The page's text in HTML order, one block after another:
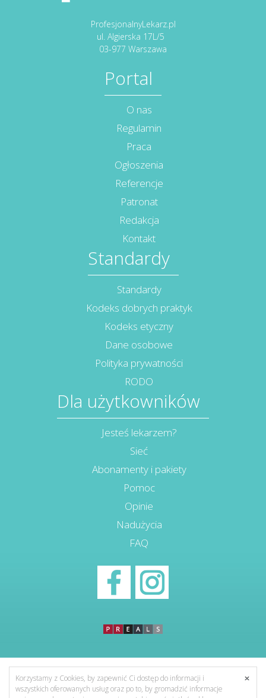
ProfesjonalnyLekarz.pl
ul. Algierska 17L/5
03-977 Warszawa
Portal
O nas
Regulamin
Praca
Ogłoszenia
Referencje
Patronat
Redakcja
Kontakt
Standardy
Standardy
Kodeks dobrych praktyk
Kodeks etyczny
Dane osobowe
Polityka prywatności
RODO
Dla użytkowników
Jesteś lekarzem?
Sieć
Abonamenty i pakiety
Pomoc
Opinie
Nadużycia
FAQ
Korzystamy z Cookies, by zapewnić Ci dostęp do informacji i
wszystkich oferowanych usług oraz po to, by gromadzić informacje